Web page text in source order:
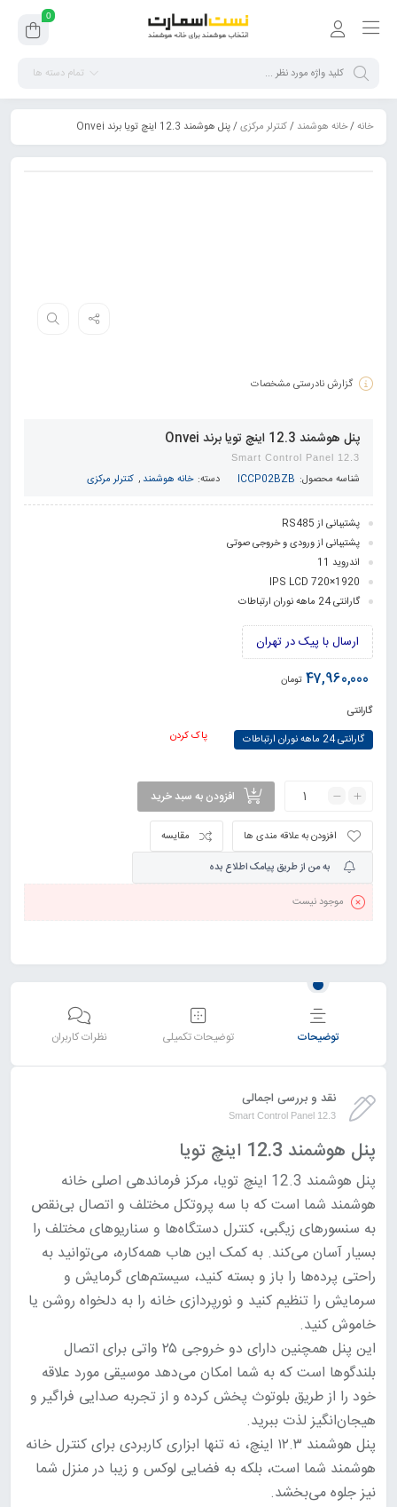
0
تمام دسته ها
خانه/خانه هوشمند /کنترلر مرکزی/ پنل هوشمند 12.3 اینچ تویا برند Onvei
گزارش نادرستی مشخصات
پنل هوشمند 12.3 اینچ تویا برند Onvei
Smart Control Panel 12.3
شناسه محصول: ICCP02BZB دسته: خانه هوشمند , کنترلر مرکزی
پشتیبانی از RS485
پشتیبانی از ورودی و خروجی صوتی
اندروید 11
1920×720 IPS LCD
گارانتی 24 ماهه نوران ارتباطات
ارسال با پیک در تهران
47,960,000 تومان
گارانتی
گارانتی 24 ماهه نوران ارتباطات
پاک کردن
افزودن به سبد خرید
مقایسه
افزودن به علاقه مندی ها
به من از طریق پیامک اطلاع بده
موجود نیست
توضیحات توضیحات تکمیلی نظرات کاربران
نقد و بررسی اجمالی
Smart Control Panel 12.3
پنل هوشمند 12.3 اینچ تویا
پنل هوشمند 12.3 اینچ تویا، مرکز فرماندهی اصلی خانه
هوشمند شما است که با سه پروتکل مختلف و اتصال بی‌نقص
به سنسورهای زیگبی، کنترل دستگاه‌ها و سناریوهای مختلف را
بسیار آسان می‌کند. به کمک این هاب همه‌کاره، می‌توانید به
راحتی پرده‌ها را باز و بسته کنید، سیستم‌های گرمایش و
سرمایش را تنظیم کنید و نورپردازی خانه را به دلخواه روشن یا
خاموش کنید.
این پنل همچنین دارای دو خروجی ۲۵ واتی برای اتصال
بلندگوها است که به شما امکان می‌دهد موسیقی مورد علاقه
خود را از طریق بلوتوث پخش کرده و از تجربه صدایی فراگیر و
هیجان‌انگیز لذت ببرید.
پنل هوشمند ۱۲.۳ اینچ، نه تنها ابزاری کاربردی برای کنترل خانه
هوشمند شما است، بلکه به فضایی لوکس و زیبا در منزل شما
نیز جلوه می‌بخشد.